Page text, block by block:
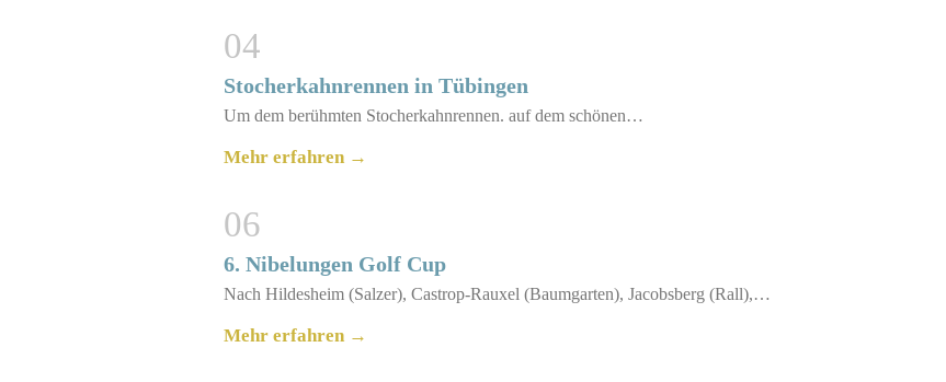
04
Stocherkahnrennen in Tübingen
Um dem berühmten Stocherkahnrennen. auf dem schönen…
Mehr erfahren →
06
6. Nibelungen Golf Cup
Nach Hildesheim (Salzer), Castrop-Rauxel (Baumgarten), Jacobsberg (Rall),…
Mehr erfahren →